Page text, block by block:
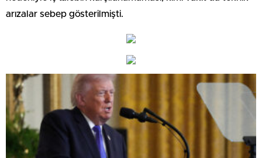
arızalar sebep gösterilmişti.